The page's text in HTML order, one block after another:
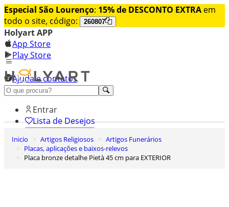
Especial São Lourenço: 15% de DESCONTO EXTRA em
todo o site, código:
260807
Holyart APP
App Store
Play Store
Ajuda e contatos
Conheça premium
Entrar
Lista de Desejos
0
Carrinho de Compras
Inicio Artigos Religiosos
Artigos Funerários
Placas, aplicações e baixos-relevos
Placa bronze detalhe Pietà 45 cm para EXTERIOR